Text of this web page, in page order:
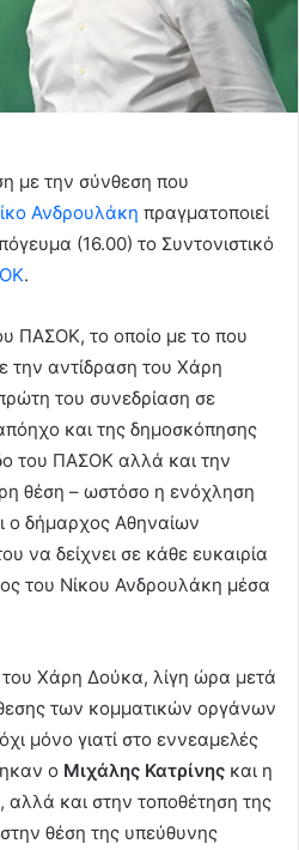
με την σύνθεση που
Ανδρουλάκη πραγματοποιεί
(16.00) το Συντονιστικό
.
ΠΑΣΟΚ, το οποίο με το που
την αντίδραση του Χάρη
του συνεδρίαση σε
και της δημοσκόπησης
του ΠΑΣΟΚ αλλά και την
θέση – ωστόσο η ενόχληση
ο δήμαρχος Αθηναίων
να δείχνει σε κάθε ευκαιρία
του Νίκου Ανδρουλάκη μέσα
του Χάρη Δούκα, λίγη ώρα μετά
των κομματικών οργάνων
μόνο γιατί στο εννεαμελές
ο Μιχάλης Κατρίνης και η
, αλλά και στην τοποθέτηση της
στην θέση της υπεύθυνης